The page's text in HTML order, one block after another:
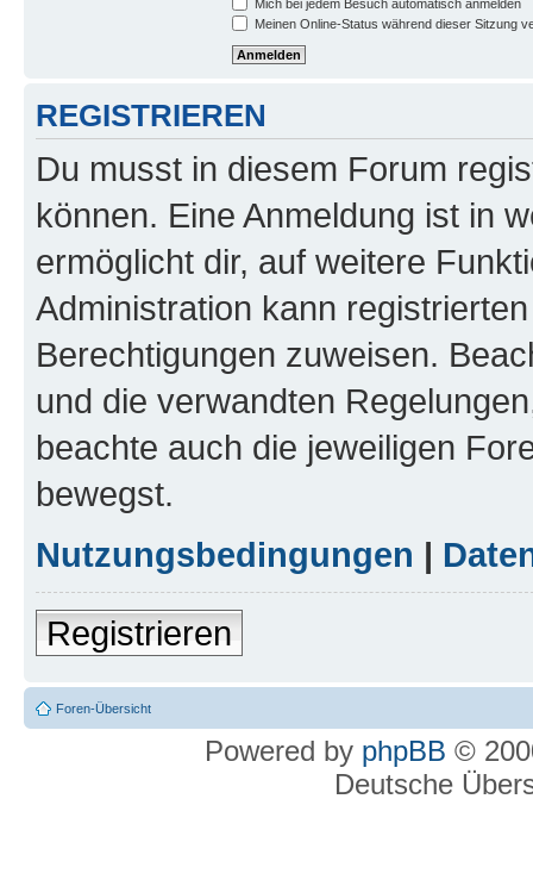
Mich bei jedem Besuch automatisch anmelden
Meinen Online-Status während dieser Sitzung
REGISTRIEREN
Du musst in diesem Forum
können. Eine Anmeldung ist in
ermöglicht dir, auf weitere
Administration kann
Berechtigungen zuweisen.
und die verwandten
beachte auch die jeweiligen
bewegst.
Nutzungsbedingungen |
Registrieren
Foren-Übersicht
Powered by phpBB ©
Deutsche